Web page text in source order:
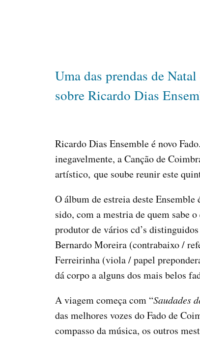
Uma das prendas de
sobre Ricardo Dias
Ricardo Dias Ensemble é novo
inegavelmente, a Canção de
artístico, que soube reunir este
O álbum de estreia deste
sido, com a mestria de quem sabe
produtor de vários cd’s
Bernardo Moreira (contrabaixo /
Ferreirinha (viola / papel
dá corpo a alguns dos mais belos
A viagem começa com “Saudades
das melhores vozes do Fado de
compasso da música, os outros